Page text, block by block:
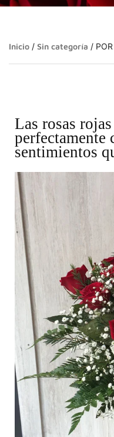
Inicio / Sin categoría /
Las rosas
perfectamente
sentimientos